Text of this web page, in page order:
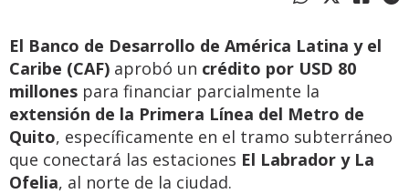
El Banco de Desarrollo de América Latina y el
Caribe (CAF) aprobó un crédito por USD 80
millones para financiar parcialmente la
extensión de la Primera Línea del Metro de
Quito, específicamente en el tramo subterráneo
que conectará las estaciones El Labrador y La
Ofelia, al norte de la ciudad.